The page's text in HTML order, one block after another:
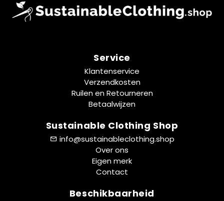
Service
Klantenservice
Verzendkosten
Ruilen en Retourneren
Betaalwijzen
Sustainable Clothing Shop
info@sustainableclothing.shop
Over ons
Eigen merk
Contact
Beschikbaarheid